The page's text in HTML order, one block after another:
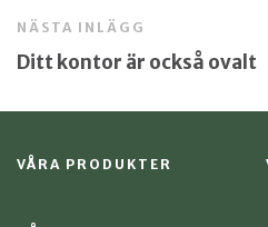
NÄSTA INLÄGG
Ditt kontor är också ovalt
VÅRA PRODUKTER